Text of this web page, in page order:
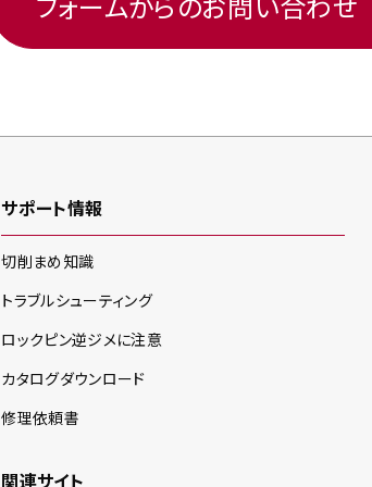
サポート情報
切削まめ知識
トラブルシューティング
ロックピン逆ジメに注意
カタログダウンロード
修理依頼書
関連サイト